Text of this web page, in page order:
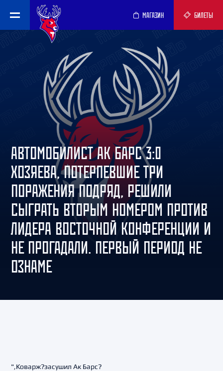
МАГАЗИН БИЛЕТЫ
АВТОМОБИЛИСТ АК БАРС 3:0
ХОЗЯЕВА, ПОТЕРПЕВШИЕ ТРИ
ПОРАЖЕНИЯ ПОДРЯД, РЕШИЛИ
СЫГРАТЬ ВТОРЫМ НОМЕРОМ ПРОТИВ
ЛИДЕРА ВОСТОЧНОЙ КОНФЕРЕНЦИИ И
НЕ ПРОГАДАЛИ. ПЕРВЫЙ ПЕРИОД НЕ
ОЗНАМЕ
",Коварж?засушил Ак Барс?